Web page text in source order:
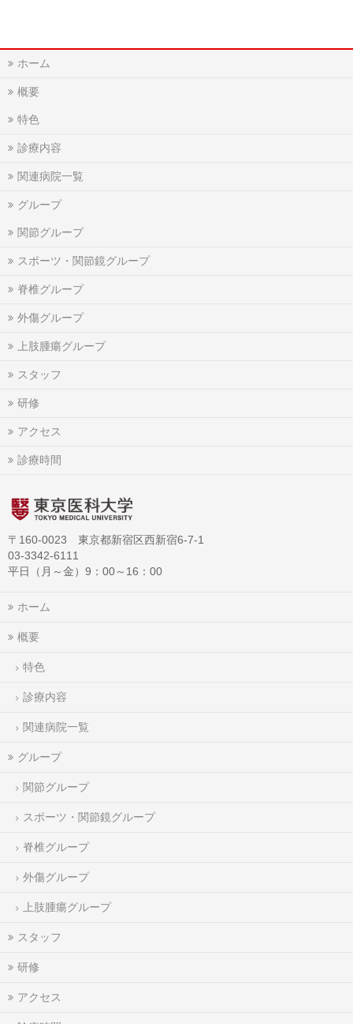
ホーム
概要
特色
診療内容
関連病院一覧
グループ
関節グループ
スポーツ・関節鏡グループ
脊椎グループ
外傷グループ
上肢腫瘍グループ
スタッフ
研修
アクセス
診療時間
〒160-0023 東京都新宿区西新宿6-7-1
03-3342-6111
平日（月～金）9：00～16：00
ホーム
概要
特色
診療内容
関連病院一覧
グループ
関節グループ
スポーツ・関節鏡グループ
脊椎グループ
外傷グループ
上肢腫瘍グループ
スタッフ
研修
アクセス